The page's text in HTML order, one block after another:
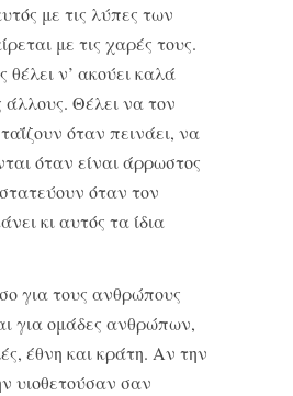
με τις λύπες των
με τις χαρές τους.
ν’ ακούει καλά
άλλους. Θέλει να τον
όταν πεινάει, να
όταν είναι άρρωστος
όταν τον
κι αυτός τα ίδια
για τους ανθρώπους
για ομάδες ανθρώπων,
έθνη και κράτη. Αν την
υιοθετούσαν σαν